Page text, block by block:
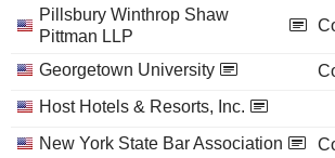
Pillsbury Winthrop Shaw
Pittman LLP
Georgetown University
Host Hotels & Resorts, Inc.
New York State Bar Association